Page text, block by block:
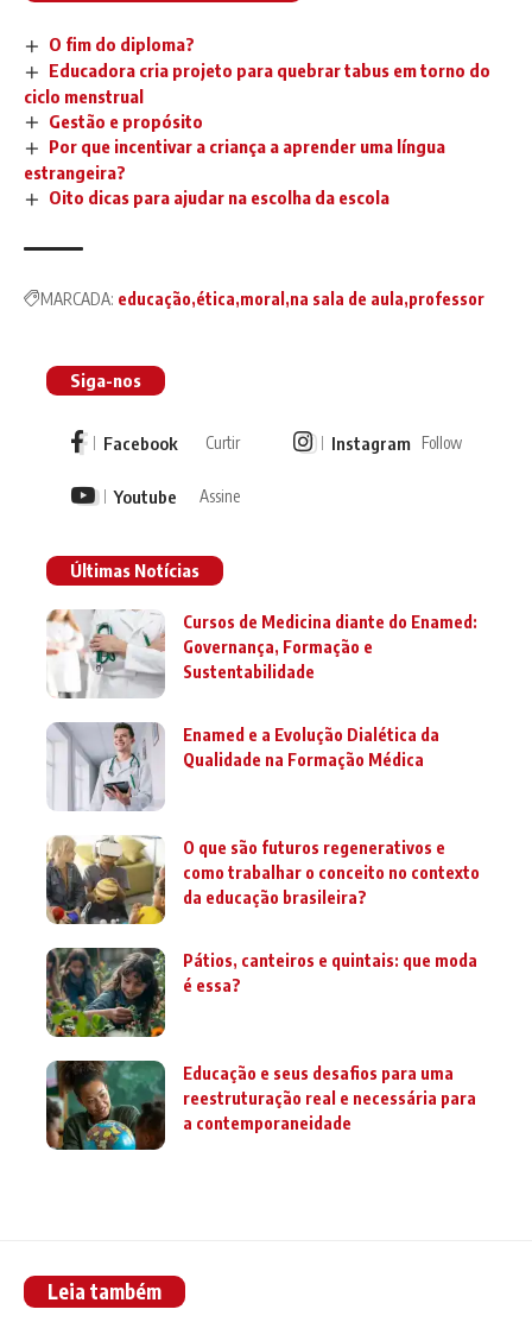
O fim do diploma?
Educadora cria projeto para quebrar tabus em torno do
ciclo menstrual
Gestão e propósito
Por que incentivar a criança a aprender uma língua
estrangeira?
Oito dicas para ajudar na escolha da escola
MARCADA: educação ética moral na sala de aula professor
Siga-nos
Facebook Curtir Instagram Follow
Youtube Assine
Últimas Notícias
Cursos de Medicina diante do Enamed:
Governança, Formação e
Sustentabilidade
Enamed e a Evolução Dialética da
Qualidade na Formação Médica
O que são futuros regenerativos e
como trabalhar o conceito no contexto
da educação brasileira?
Pátios, canteiros e quintais: que moda
é essa?
Educação e seus desafios para uma
reestruturação real e necessária para
a contemporaneidade
Leia também